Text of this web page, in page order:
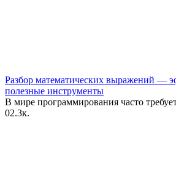
Разбор математических выражений —
полезные инструменты
В мире программирования часто
02.3к.